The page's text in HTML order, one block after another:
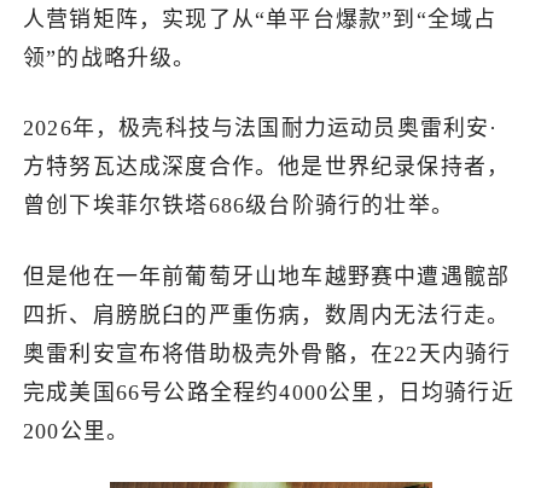
人营销矩阵，实现了从“单平台爆款”到“全域占
领”的战略升级。
2026年，极壳科技与法国耐力运动员奥雷利安·
方特努瓦达成深度合作。他是世界纪录保持者，
曾创下埃菲尔铁塔686级台阶骑行的壮举。
但是他在一年前葡萄牙山地车越野赛中遭遇髋部
四折、肩膀脱臼的严重伤病，数周内无法行走。
奥雷利安宣布将借助极壳外骨骼，在22天内骑行
完成美国66号公路全程约4000公里，日均骑行近
200公里。